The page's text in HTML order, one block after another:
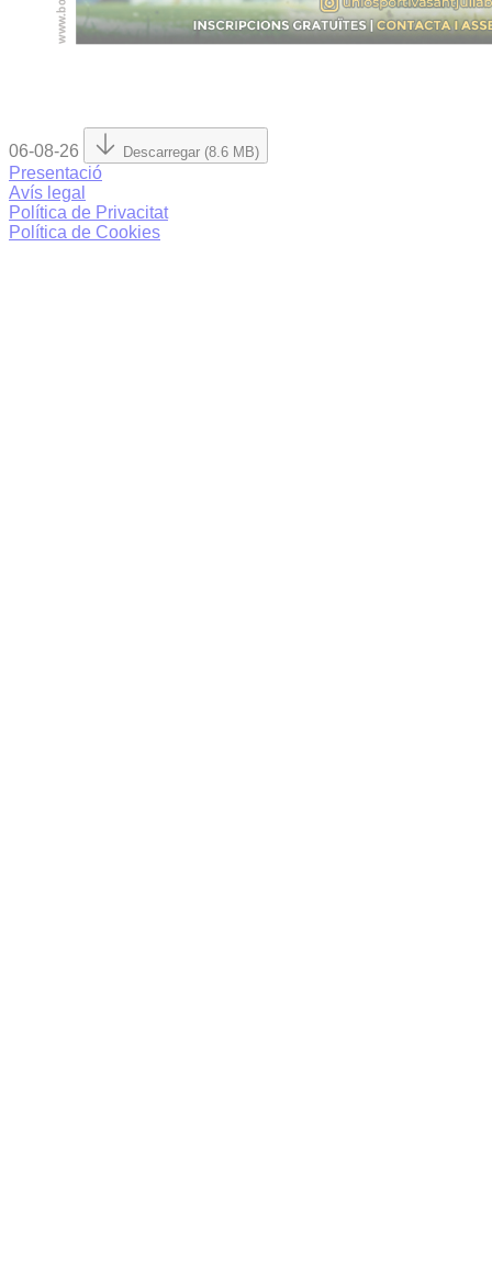
06-08-26 Descarregar (8.6 MB)
Presentació
Avís legal
Política de Privacitat
Política de Cookies